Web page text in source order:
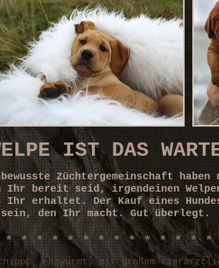
IST DAS
Züchtergemeinschaft
Ihr bereit seid, irgendeinen Welpen
Ihr erhaltet. Der Kauf eines
den Ihr macht. Gut überlegt.
* * * * * * * * * * * * *
entwurmt, mit großem